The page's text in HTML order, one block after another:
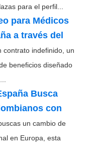
para el perfil...
para Médicos
a través del
contrato indefinido, un
beneficios diseñado
Busca
con
un cambio de
en Europa, esta